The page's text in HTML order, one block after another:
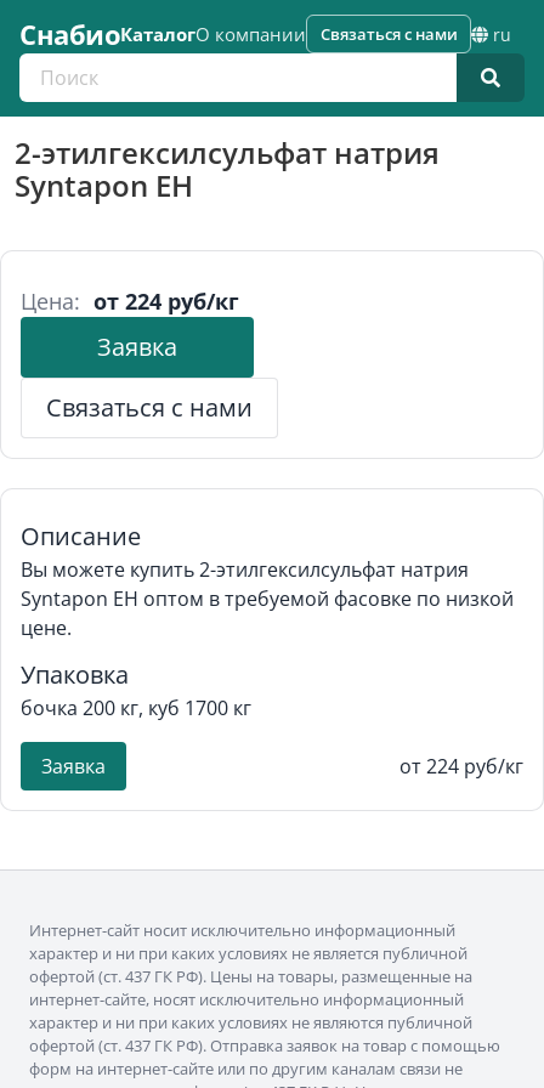
СнабиоКаталогО компании
Поиск по каталогу
Связаться с нами ru
2-этилгексилсульфат натрия
Syntapon EH
Цена: от 224 руб/кг
Заявка
Связаться с нами
Описание
Вы можете купить 2-этилгексилсульфат натрия
Syntapon EH оптом в требуемой фасовке по низкой
цене.
Упаковка
бочка 200 кг, куб 1700 кг
Заявка от 224 руб/кг
Интернет-сайт носит исключительно информационный
характер и ни при каких условиях не является публичной
офертой (ст. 437 ГК РФ). Цены на товары, размещенные на
интернет-сайте, носят исключительно информационный
характер и ни при каких условиях не являются публичной
офертой (ст. 437 ГК РФ). Отправка заявок на товар с помощью
форм на интернет-сайте или по другим каналам связи не